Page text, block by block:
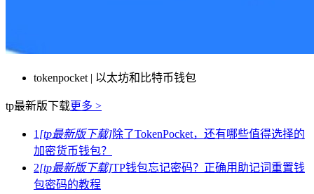
tokenpocket | 以太坊和比特币钱包
tp最新版下载更多 >
1 [tp最新版下载]除了TokenPocket，还有哪些值得选择的
加密货币钱包？
2[tp最新版下载]TP钱包忘记密码？正确用助记词重置钱
包密码的教程